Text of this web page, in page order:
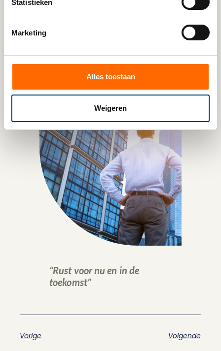
Statistieken
Marketing
Alles toestaan
Weigeren
gefingeerd.
“Rust voor nu en in de
toekomst”
Vorige Volgende